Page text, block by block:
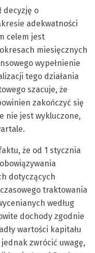
decyzję o
adekwatności
celem jest
miesięcznych
wypełnienie
tego działania
szacuje, że
zakończyć się
nie jest wykluczone,
że od 1 stycznia
dotyczących
traktowania
według
dochody zgodnie
wartości kapitału
zwrócić uwagę,